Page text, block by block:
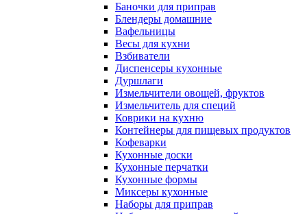
Баночки для приправ
Блендеры домашние
Вафельницы
Весы для кухни
Взбиватели
Диспенсеры кухонные
Дуршлаги
Измельчители овощей, фруктов
Измельчитель для специй
Коврики на кухню
Контейнеры для пищевых продуктов
Кофеварки
Кухонные доски
Кухонные перчатки
Кухонные формы
Миксеры кухонные
Наборы для приправ